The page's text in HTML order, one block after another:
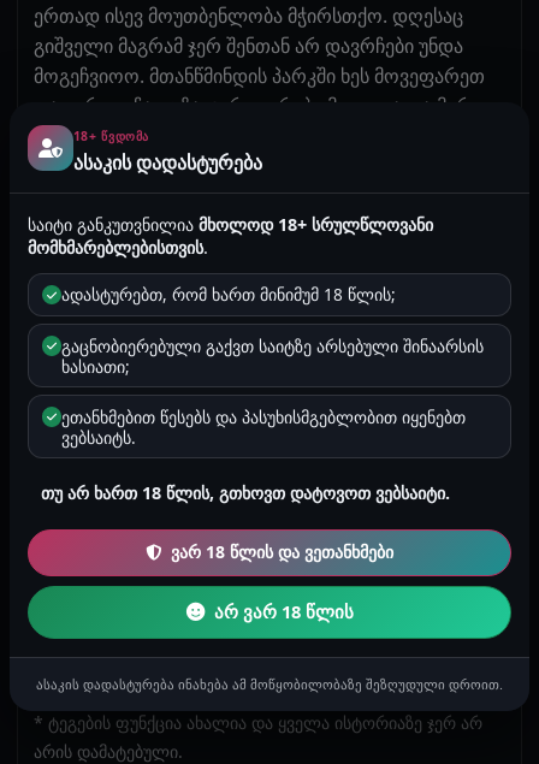
ერთად ისევ მოუთბენლობა მჭირსთქო. დღესაც
გიშველი მაგრამ ჯერ შენთან არ დავრჩები უნდა
მოგეჩვიოო. მთანწმინდის პარკში ხეს მოვეფარეთ
და ეგრევე ჩაიკუზა. ჯერ ყვერები მილოკა და მერე
ჩაიდო პირში. ამომხედა და ან პირში გამითავე ან
იქეთ გაასხი მე არ მომასხა დავისვრებიო. პირში
ჩავუცალე ისევ და ისევ გადაყპალაპა. ხელი ხელ
ჩაკიდებულები წამოვედით.
ისტორიაში მოხსენიებული პერსონაჟები, სახელები
და ლოკაციები შესაძლოა იყოს გამოგონილი და არ
უკავშირდებოდეს რეალურ პირებს, რეალურ
მოვლენებს ან რეალურ ფაქტებს. ნებისმიერი
დამთხვევა არის შემთხვევითი.
ყურადღება! გაიგე, რატომ არის ეს მნიშვნელოვანი
სექს ისტორიების კოპირება ან საჯარო სივრცეში
ან სხვა პლატფორმებზე, აკრძალულია!
3316
მამაკაცების ისტორიები
არ არის მითითებული
* ტეგების ფუნქცია ახალია და ყველა ისტორიაზე ჯერ არ
არის დამატებული.
18+ ᲬᲕᲓᲝᲛᲐ
ასაკის დადასტურება
საიტი განკუთვნილიამხოლოდ 18+ სრულწლოვანი
მომხმარებლებისთვის.
ადასტურებთ, რომ ხართ მინიმუმ 18 წლის;
გაცნობიერებული გაქვთ საიტზე არსებული შინაარსის
ხასიათი;
ეთანხმებით წესებს და პასუხისმგებლობით იყენებთ
ვებსაიტს.
თუ არ ხართ 18 წლის, გთხოვთ დატოვოთ ვებსაიტი.
ვარ 18 წლის და ვეთანხმები
არ ვარ 18 წლის
ასაკის დადასტურება ინახება ამ მოწყობილობაზე შეზღუდული დროით.